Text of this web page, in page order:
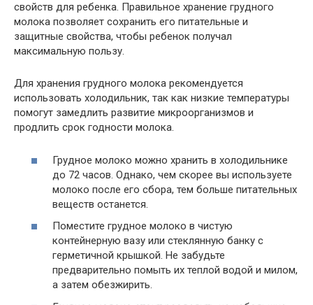
свойств для ребенка. Правильное хранение грудного
молока позволяет сохранить его питательные и
защитные свойства, чтобы ребенок получал
максимальную пользу.
Для хранения грудного молока рекомендуется
использовать холодильник, так как низкие температуры
помогут замедлить развитие микроорганизмов и
продлить срок годности молока.
Грудное молоко можно хранить в холодильнике
до 72 часов. Однако, чем скорее вы используете
молоко после его сбора, тем больше питательных
веществ останется.
Поместите грудное молоко в чистую
контейнерную вазу или стеклянную банку с
герметичной крышкой. Не забудьте
предварительно помыть их теплой водой и милом,
а затем обезжирить.